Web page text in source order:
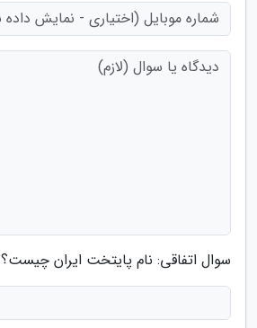
سوال اتفاقی: نام پایتخت ایران چیست؟